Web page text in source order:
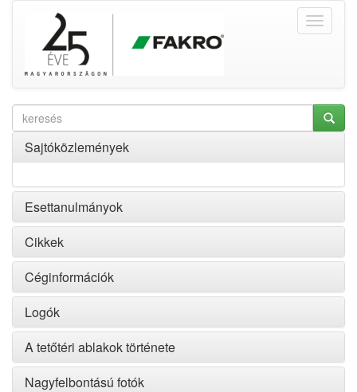
Sajtóközlemények
Esettanulmányok
Cikkek
Céginformációk
Logók
A tetőtéri ablakok története
Nagyfelbontású fotók